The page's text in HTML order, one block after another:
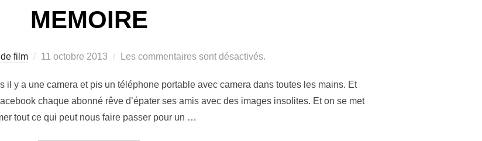
MEMOIRE
film 11 octobre 2013 Les commentaires sont désactivés.
il y a une camera et pis un téléphone portable avec camera dans toutes les mains. Et
chaque abonné rêve d’épater ses amis avec des images insolites. Et on se met
tout ce qui peut nous faire passer pour un …